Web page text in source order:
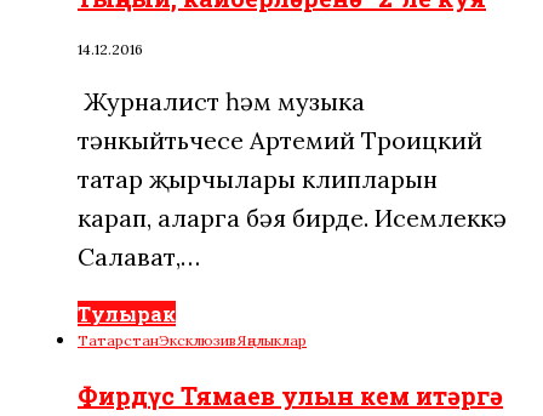
14.12.2016
Журналист һәм музыка
тәнкыйтьчесе Артемий Троицкий
татар җырчылары клипларын
карап, аларга бәя бирде. Исемлеккә
Салават,…
Тулырак
ТатарстанЭксклюзивЯңалыклар
Фирдүс Тямаев улын кем итәргә